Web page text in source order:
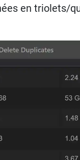
en triolets/